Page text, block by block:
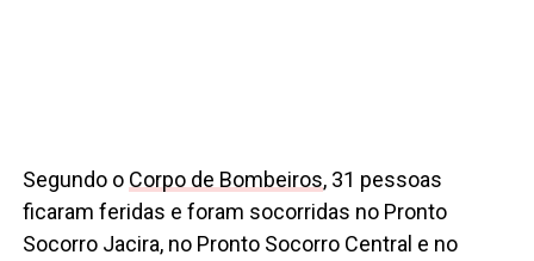
Segundo o Corpo de Bombeiros, 31 pessoas
ficaram feridas e foram socorridas no Pronto
Socorro Jacira, no Pronto Socorro Central e no